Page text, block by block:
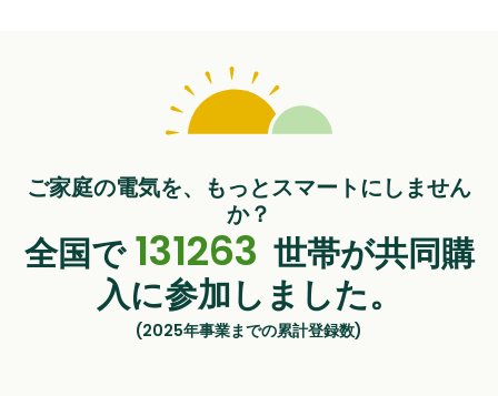
ご家庭の電気を、もっとスマートにしません
か？
全国で 131263 世帯が共同購
入に参加しました。
(2025年事業までの累計登録数)